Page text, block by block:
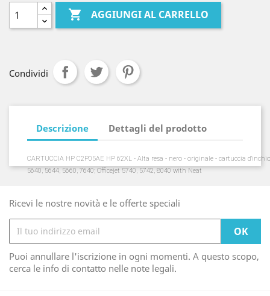
 AGGIUNGI AL CARRELLO
Condividi
Descrizione Dettagli del prodotto
CARTUCCIA HP C2P05AE HP 62XL - Alta resa - nero - originale - cartuccia
5640, 5644, 5660, 7640; Officejet 5740, 5742, 8040 with Neat
Ricevi le nostre novità e le offerte speciali
Puoi annullare l'iscrizione in ogni momenti. A questo scopo,
cerca le info di contatto nelle note legali.